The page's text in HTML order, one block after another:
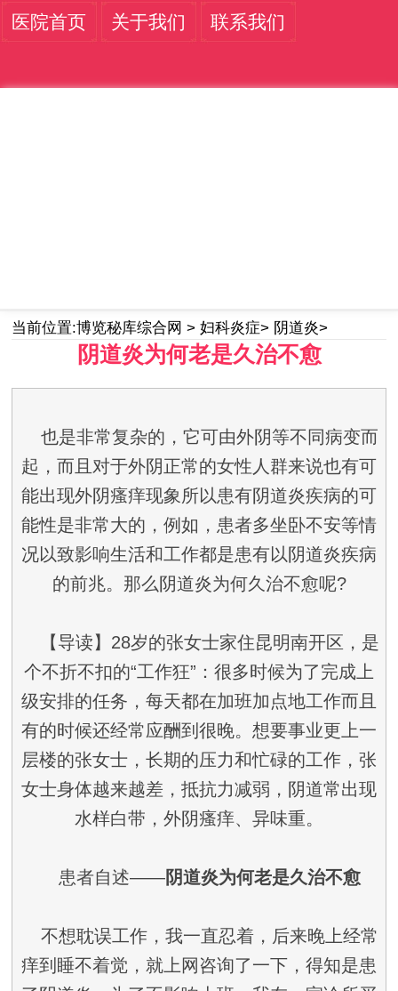
医院首页 关于我们 联系我们
当前位置:博览秘库综合网 > 妇科炎症> 阴道炎>
阴道炎为何老是久治不愈
也是非常复杂的，它可由外阴等不同病变而
起，而且对于外阴正常的女性人群来说也有可
能出现外阴瘙痒现象所以患有阴道炎疾病的可
能性是非常大的，例如，患者多坐卧不安等情
况以致影响生活和工作都是患有以阴道炎疾病
的前兆。那么阴道炎为何久治不愈呢?
【导读】28岁的张女士家住昆明南开区，是
个不折不扣的“工作狂”：很多时候为了完成上
级安排的任务，每天都在加班加点地工作而且
有的时候还经常应酬到很晚。想要事业更上一
层楼的张女士，长期的压力和忙碌的工作，张
女士身体越来越差，抵抗力减弱，阴道常出现
水样白带，外阴瘙痒、异味重。
患者自述——阴道炎为何老是久治不愈
不想耽误工作，我一直忍着，后来晚上经常
痒到睡不着觉，就上网咨询了一下，得知是患